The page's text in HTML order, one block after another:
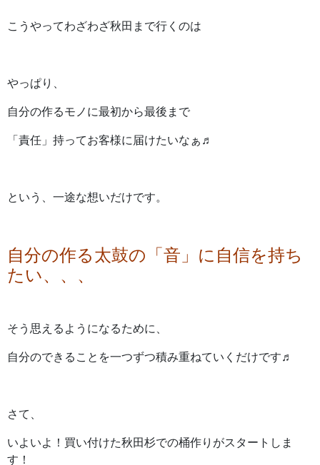
こうやってわざわざ秋田まで行くのは
やっぱり、
自分の作るモノに最初から最後まで
「責任」持ってお客様に届けたいなぁ♬
という、一途な想いだけです。
自分の作る太鼓の「音」に自信を持ち
たい、、、
そう思えるようになるために、
自分のできることを一つずつ積み重ねていくだけです♬
さて、
いよいよ！買い付けた秋田杉での桶作りがスタートしま
す！